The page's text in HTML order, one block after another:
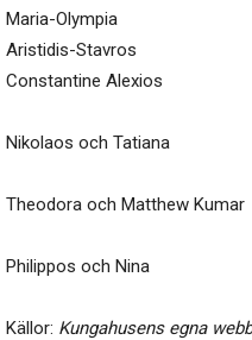
Maria-Olympia
Aristidis-Stavros
Constantine Alexios
Nikolaos och Tatiana
Theodora och Matthew Kumar
Philippos och Nina
Källor: Kungahusens egna